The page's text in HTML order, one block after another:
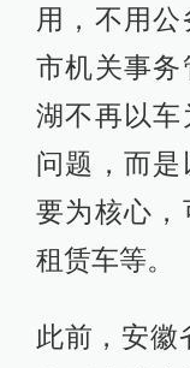
用，不用
市机关事
湖不再以车
问题，而
要为核心，
租赁车等。
此前，安徽